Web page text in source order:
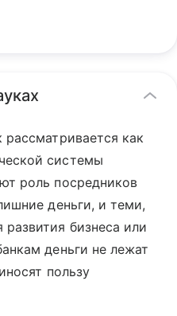
как
системы
роль посредников
деньги, и теми,
бизнеса или
деньги не лежат
пользу